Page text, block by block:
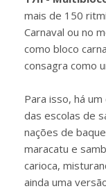
mais de 150
Carnaval ou no
como bloco
consagra como
Para isso, há
das escolas de
nações de
maracatu e
carioca,
ainda uma